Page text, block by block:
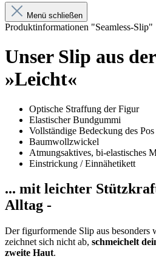
Menü schließen
Produktinformationen "Seamless-Slip"
Unser Slip aus
»Leicht«
Optische Straffung der Figur
Elastischer Bundgummi
Vollständige Bedeckung des Pos
Baumwollzwickel
Atmungsaktives, bi-elastisches
Einstrickung / Einnähetikett
... mit leichter
Alltag -
Der figurformende Slip aus besonders
zeichnet sich nicht ab, schmeichelt
zweite Haut.